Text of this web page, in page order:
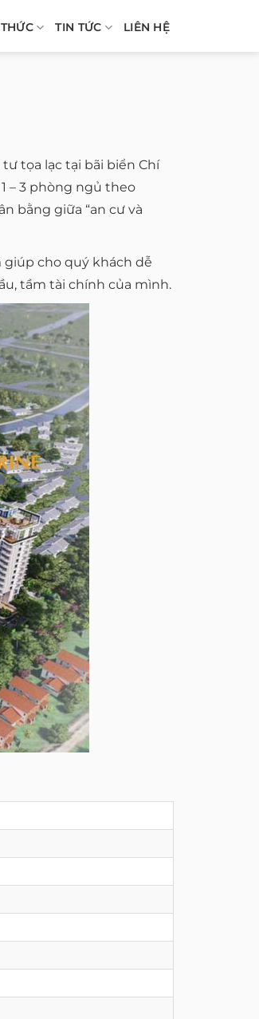
TIN TỨC LIÊN HỆ
tọa lạc tại bãi biển Chí
– 3 phòng ngủ theo
bằng giữa “an cư và
giúp cho quý khách dễ
tầm tài chính của mình.